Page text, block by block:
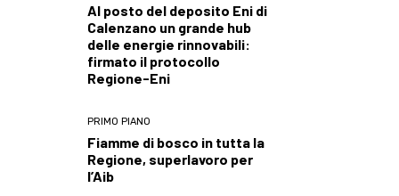
Al posto del deposito Eni di
Calenzano un grande hub
delle energie rinnovabili:
firmato il protocollo
Regione-Eni
PRIMO PIANO
Fiamme di bosco in tutta la
Regione, superlavoro per
l’Aib